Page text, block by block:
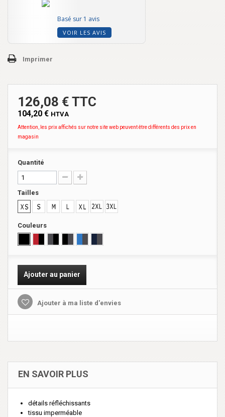
Basé sur 1 avis
VOIR LES AVIS
Imprimer
126,08 € TTC
104,20 € HTVA
Attention, les prix affichés sur notre site web peuvent être différents des prix en
magasin
Quantité
Tailles
Couleurs
Ajouter au panier
Ajouter à ma liste d'envies
EN SAVOIR PLUS
détails réfléchissants
tissu imperméable